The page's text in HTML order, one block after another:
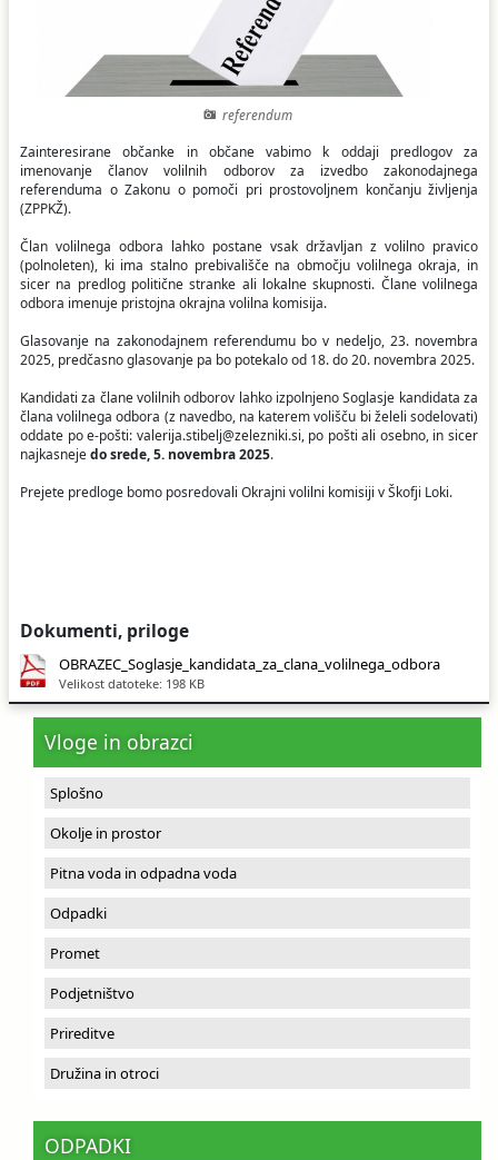
referendum
Zainteresirane občanke in občane vabimo k oddaji predlogov za
imenovanje članov volilnih odborov za izvedbo zakonodajnega
referenduma o Zakonu o pomoči pri prostovoljnem končanju življenja
(ZPPKŽ).
Član volilnega odbora lahko postane vsak državljan z volilno pravico
(polnoleten), ki ima stalno prebivališče na območju volilnega okraja, in
sicer na predlog politične stranke ali lokalne skupnosti. Člane volilnega
odbora imenuje pristojna okrajna volilna komisija.
Glasovanje na zakonodajnem referendumu bo v nedeljo, 23. novembra
2025, predčasno glasovanje pa bo potekalo od 18. do 20. novembra 2025.
Kandidati za člane volilnih odborov lahko izpolnjeno Soglasje kandidata za
člana volilnega odbora (z navedbo, na katerem volišču bi želeli sodelovati)
oddate po e-pošti: valerija.stibelj@zelezniki.si, po pošti ali osebno, in sicer
najkasnejedo srede, 5. novembra 2025.
Prejete predloge bomo posredovali Okrajni volilni komisiji v Škofji Loki.
Dokumenti, priloge
OBRAZEC_Soglasje_kandidata_za_clana_volilnega_odbora
Velikost datoteke: 198 KB
Vloge in obrazci
Splošno
Okolje in prostor
Pitna voda in odpadna voda
Odpadki
Promet
Podjetništvo
Prireditve
Družina in otroci
ODPADKI
Fotogalerija
Varstvo osebnih podatkov
Katalog informacij javnega značaja
Koledar odvoza odpadkov
Varuhov kotiček